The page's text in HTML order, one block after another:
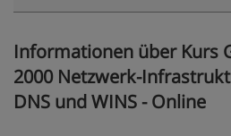
Informationen über Kurs
2000 Netzwerk-
DNS und WINS - Online